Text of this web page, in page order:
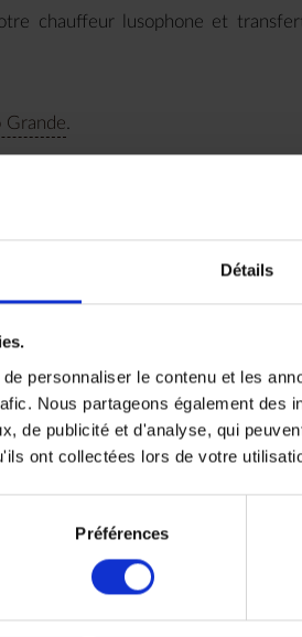
Détails
personnaliser le contenu et les
Nous partageons également des
de publicité et d'analyse, qui
ont collectées lors de votre
Préférences
chauffeur lusophone et
Grande
pour le Pantanal Sud (environ
Sul, située au coeur du delta de la
temps libre.
votre guide francophone local
observation de la faune
et aux excursions.
pour éviter le soleil intense,
groupe (maximum 8
pleinement de la faune